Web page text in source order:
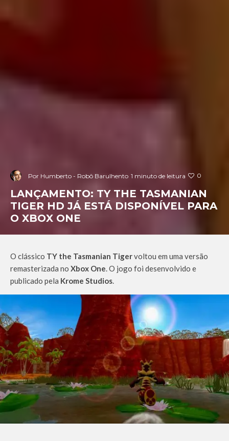
Por Humberto - Robô Barulhento 1 minuto de leitura 0
LANÇAMENTO: TY THE TASMANIAN
TIGER HD JÁ ESTÁ DISPONÍVEL PARA
O XBOX ONE
O clássico TY the Tasmanian Tigervoltou em uma versão
remasterizada no Xbox One. O jogo foi desenvolvido e
publicado pela Krome Studios.